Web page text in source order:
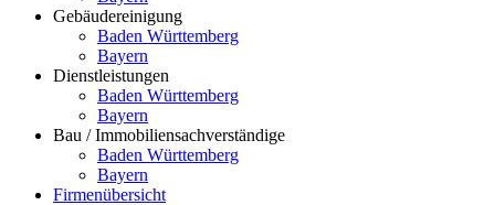
Gebäudereinigung
Baden Württemberg
Bayern
Dienstleistungen
Baden Württemberg
Bayern
Bau / Immobiliensachverständige
Baden Württemberg
Bayern
Firmenübersicht